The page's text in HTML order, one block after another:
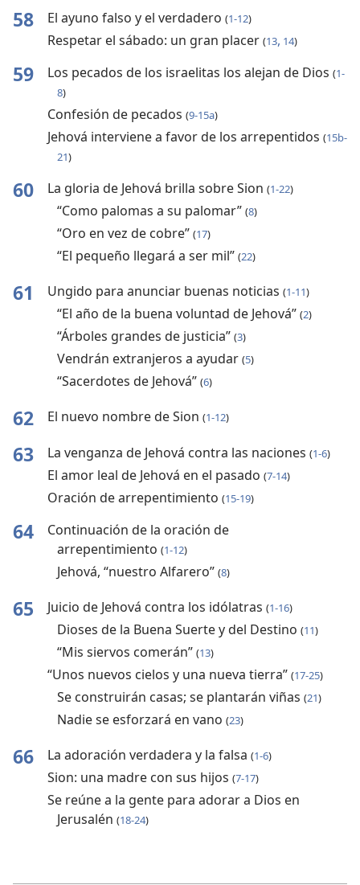
58 El ayuno falso y el verdadero (1-12)
Respetar el sábado: un gran placer (13, 14)
59 Los pecados de los israelitas los alejan de Dios (1-
8)
Confesión de pecados (9-15a)
Jehová interviene a favor de los arrepentidos (15b-
21)
60 La gloria de Jehová brilla sobre Sion (1-22)
“Como palomas a su palomar” (8)
“Oro en vez de cobre” (17)
“El pequeño llegará a ser mil” (22)
61 Ungido para anunciar buenas noticias (1-11)
“El año de la buena voluntad de Jehová” (2)
“Árboles grandes de justicia” (3)
Vendrán extranjeros a ayudar (5)
“Sacerdotes de Jehová” (6)
62 El nuevo nombre de Sion (1-12)
63 La venganza de Jehová contra las naciones (1-6)
El amor leal de Jehová en el pasado (7-14)
Oración de arrepentimiento (15-19)
64
Continuación de la oración de
arrepentimiento (1-12)
Jehová, “nuestro Alfarero” (8)
65 Juicio de Jehová contra los idólatras (1-16)
Dioses de la Buena Suerte y del Destino (11)
“Mis siervos comerán” (13)
“Unos nuevos cielos y una nueva tierra” (17-25)
Se construirán casas; se plantarán viñas (21)
Nadie se esforzará en vano (23)
66 La adoración verdadera y la falsa (1-6)
Sion: una madre con sus hijos (7-17)
Se reúne a la gente para adorar a Dios en
Jerusalén (18-24)